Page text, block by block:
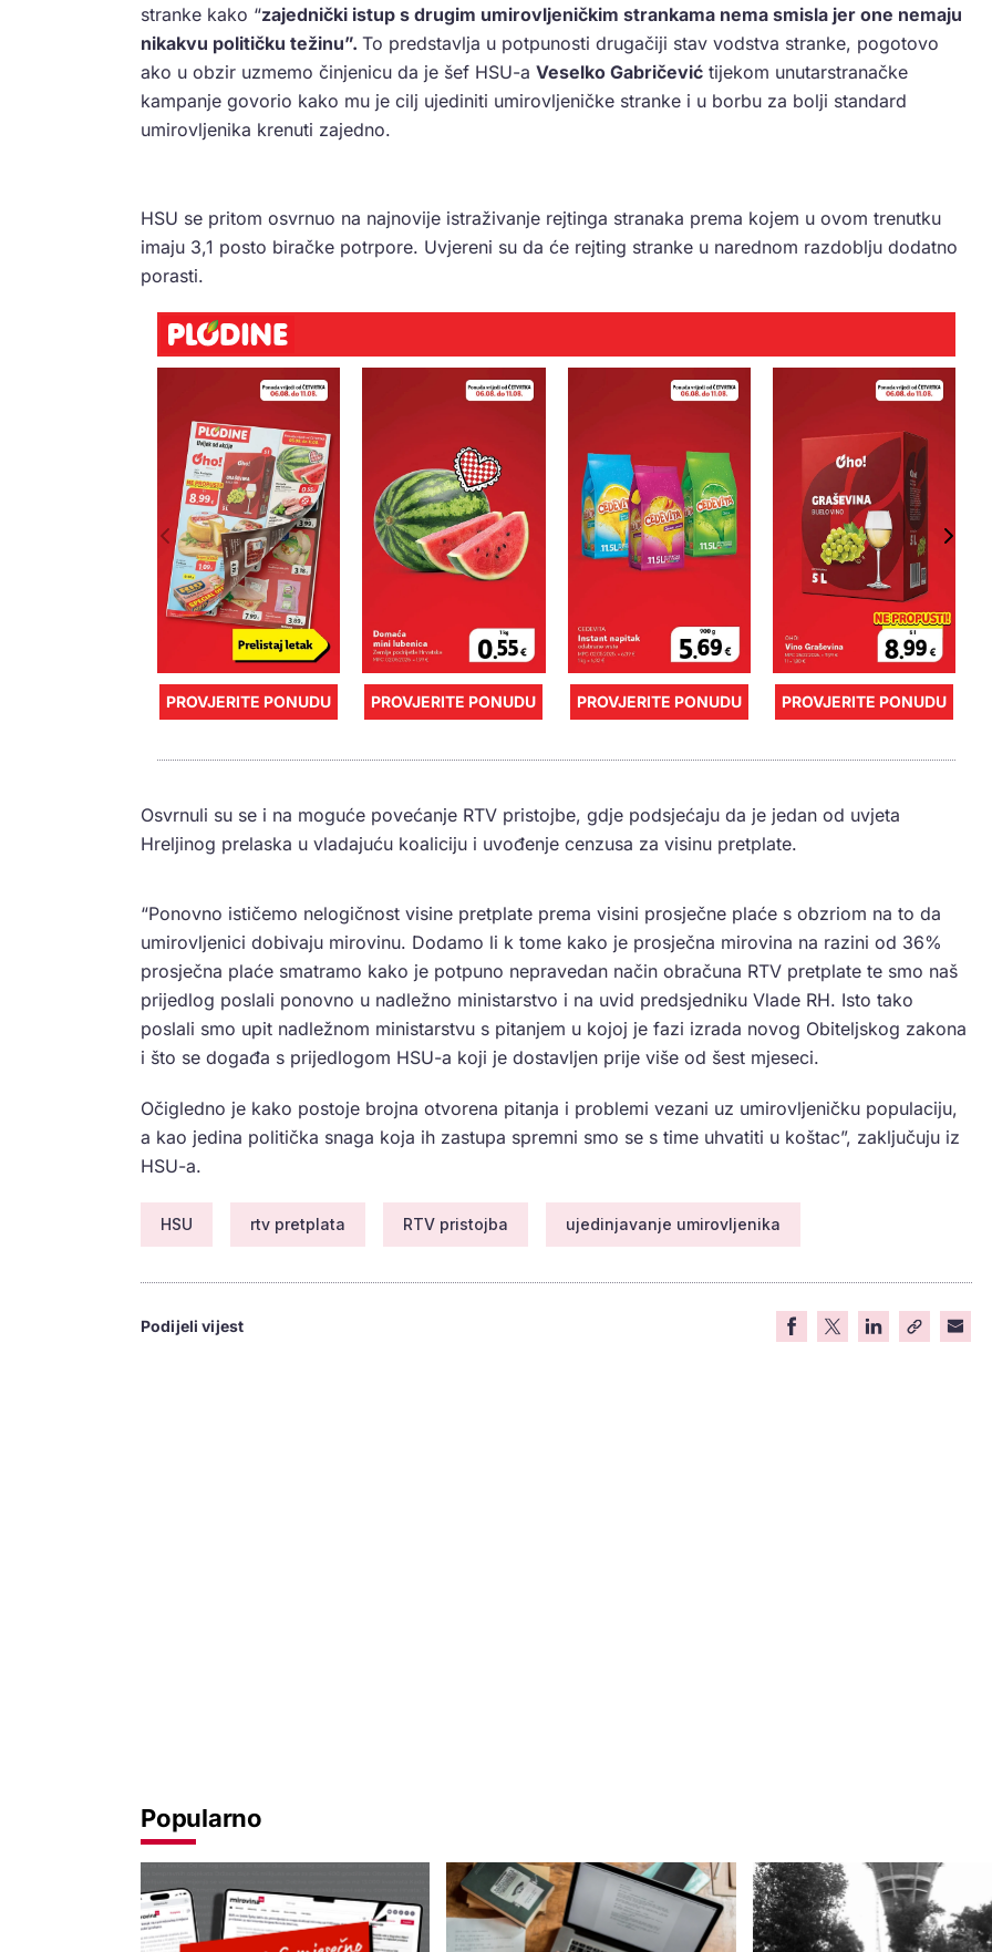
stranke kako “zajednički istup s drugim umirovljeničkim strankama nema smisla jer one nemaju
nikakvu političku težinu”. To predstavlja u potpunosti drugačiji stav vodstva stranke, pogotovo
ako u obzir uzmemo činjenicu da je šef HSU-a Veselko Gabričević tijekom unutarstranačke
kampanje govorio kako mu je cilj ujediniti umirovljeničke stranke i u borbu za bolji standard
umirovljenika krenuti zajedno.
HSU se pritom osvrnuo na najnovije istraživanje rejtinga stranaka prema kojem u ovom trenutku
imaju 3,1 posto biračke potrpore. Uvjereni su da će rejting stranke u narednom razdoblju dodatno
porasti.
PROVJERITE PONUDU PROVJERITE PONUDU PROVJERITE PONUDU PROVJERITE PONUDU
Osvrnuli su se i na moguće povećanje RTV pristojbe, gdje podsjećaju da je jedan od uvjeta
Hreljinog prelaska u vladajuću koaliciju i uvođenje cenzusa za visinu pretplate.
“Ponovno ističemo nelogičnost visine pretplate prema visini prosječne plaće s obzriom na to da
umirovljenici dobivaju mirovinu. Dodamo li k tome kako je prosječna mirovina na razini od 36%
prosječna plaće smatramo kako je potpuno nepravedan način obračuna RTV pretplate te smo naš
prijedlog poslali ponovno u nadležno ministarstvo i na uvid predsjedniku Vlade RH. Isto tako
poslali smo upit nadležnom ministarstvu s pitanjem u kojoj je fazi izrada novog Obiteljskog zakona
i što se događa s prijedlogom HSU-a koji je dostavljen prije više od šest mjeseci.
Očigledno je kako postoje brojna otvorena pitanja i problemi vezani uz umirovljeničku populaciju,
a kao jedina politička snaga koja ih zastupa spremni smo se s time uhvatiti u koštac”, zaključuju iz
HSU-a.
HSU rtv pretplata RTV pristojba ujedinjavanje umirovljenika
Podijeli vijest
Popularno